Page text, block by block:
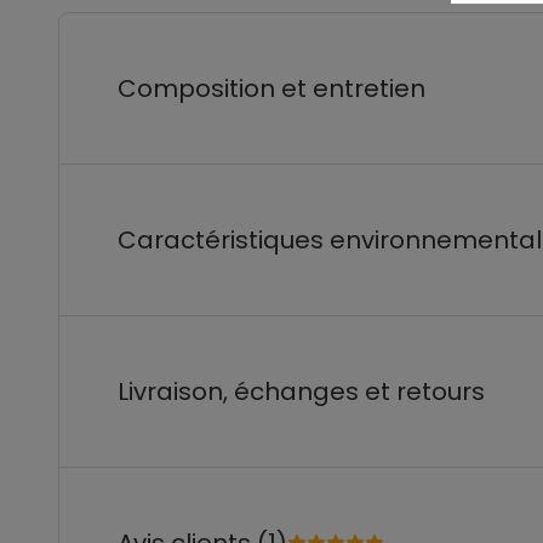
Composition et entretien
Caractéristiques
Livraison, échanges et retours